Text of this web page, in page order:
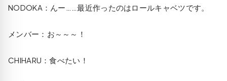
NODOKA ：んー……最近作ったのはロールキャベツです。
メンバー：お～～～！
CHIHARU ：食べたい！